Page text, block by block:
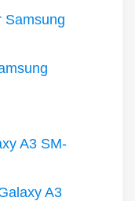
Samsung
A3 SM-
A3